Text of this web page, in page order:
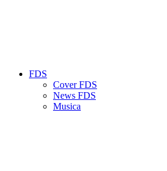
FDS
Cover FDS
News FDS
Musica